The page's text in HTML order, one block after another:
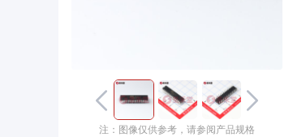
注：图像仅供参考，请参阅产品规格